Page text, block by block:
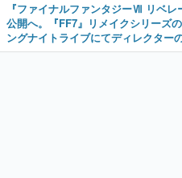
『ファイナルファンタジーⅦ リベ
公開へ。『FF7』リメイクシリーズ
ングナイトライブにてディレクター